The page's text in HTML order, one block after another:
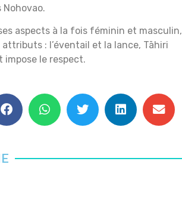
Nohovao.
aspects à la fois féminin et masculin,
: l’éventail et la lance, Tāhiri
impose le respect.